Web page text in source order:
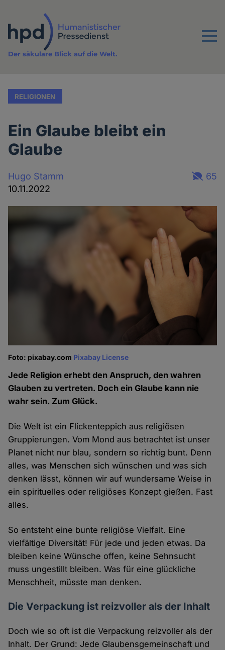
Inhalt
Menu
Der säkulare Blick auf die Welt.
RELIGIONEN
Ein Glaube bleibt ein
Glaube
Hugo Stamm
10.11.2022
65
Foto: pixabay.com Pixabay License
Jede Religion erhebt den Anspruch, den wahren
Glauben zu vertreten. Doch ein Glaube kann nie
wahr sein. Zum Glück.
Die Welt ist ein Flickenteppich aus religiösen
Gruppierungen. Vom Mond aus betrachtet ist unser
Planet nicht nur blau, sondern so richtig bunt. Denn
alles, was Menschen sich wünschen und was sich
denken lässt, können wir auf wundersame Weise in
ein spirituelles oder religiöses Konzept gießen. Fast
alles.
So entsteht eine bunte religiöse Vielfalt. Eine
vielfältige Diversität! Für jede und jeden etwas. Da
bleiben keine Wünsche offen, keine Sehnsucht
muss ungestillt bleiben. Was für eine glückliche
Menschheit, müsste man denken.
Die Verpackung ist reizvoller als der Inhalt
Doch wie so oft ist die Verpackung reizvoller als der
Inhalt. Der Grund: Jede Glaubensgemeinschaft und